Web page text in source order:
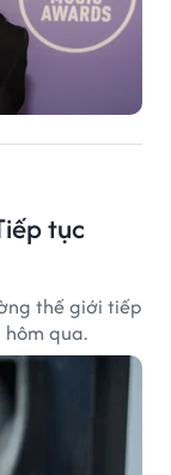
tục
thế giới tiếp
qua.